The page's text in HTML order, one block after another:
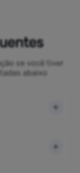
se você tiver
abaixo